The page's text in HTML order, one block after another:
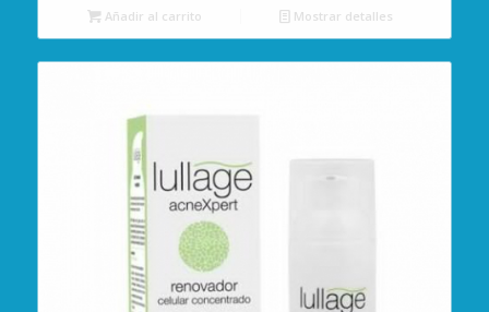
Añadir al carrito Mostrar detalles